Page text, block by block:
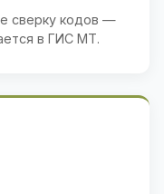
сверку кодов —
в ГИС МТ.